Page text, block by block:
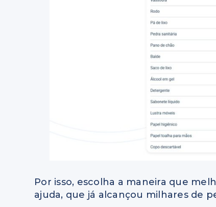
Por isso, escolha a maneira que
ajuda, que já alcançou milhares de